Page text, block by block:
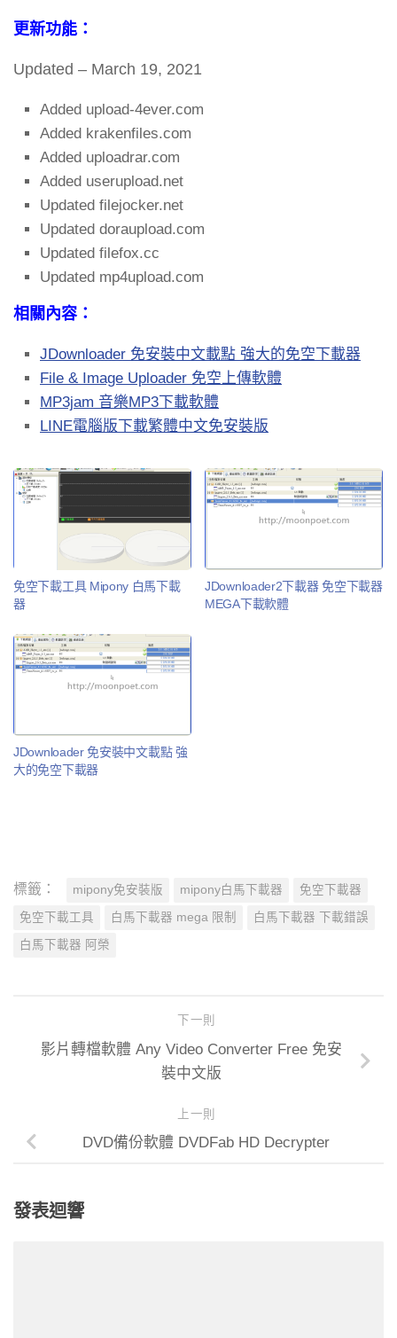
更新功能：
Updated – March 19, 2021
Added upload-4ever.com
Added krakenfiles.com
Added uploadrar.com
Added userupload.net
Updated filejocker.net
Updated doraupload.com
Updated filefox.cc
Updated mp4upload.com
相關內容：
JDownloader 免安裝中文載點 強大的免空下載器
File & Image Uploader 免空上傳軟體
MP3jam 音樂MP3下載軟體
LINE電腦版下載繁體中文免安裝版
免空下載工具 Mipony 白馬下載
器
JDownloader2下載器 免空下載器
MEGA下載軟體
JDownloader 免安裝中文載點 強
大的免空下載器
標籤： mipony免安裝版 mipony白馬下載器 免空下載器
免空下載工具 白馬下載器 mega 限制 白馬下載器 下載錯誤
白馬下載器 阿榮
下一則
影片轉檔軟體 Any Video Converter Free 免安
裝中文版
上一則
DVD備份軟體 DVDFab HD Decrypter
發表迴響